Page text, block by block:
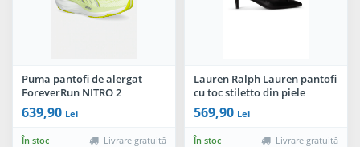
Puma pantofi de alergat
ForeverRun NITRO 2
639,90 Lei
În stoc Livrare gratuită
Lauren Ralph Lauren pantofi
cu toc stiletto din piele
Adrienne
569,90 Lei
În stoc Livrare gratuită